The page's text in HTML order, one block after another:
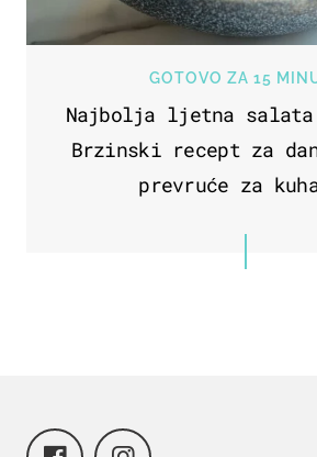
GOTOVO ZA 15
Najbolja ljetna salata
Brzinski recept za
prevruće za